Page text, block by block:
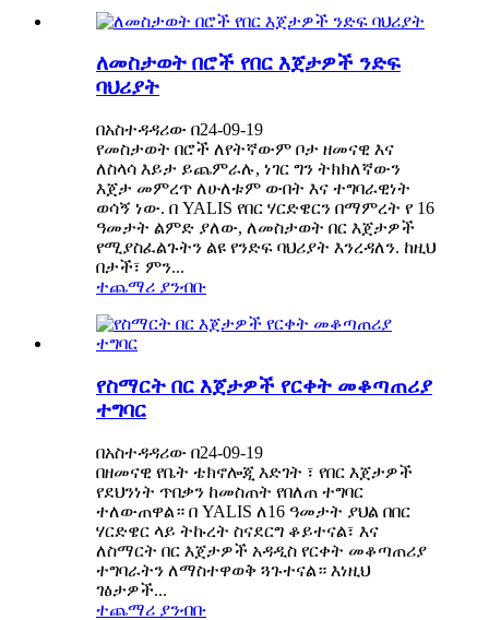
ለመስታወት በሮች የበር እጀታዎች ንድፍ
ባህሪያት
በአስተዳዳሪው በ24-09-19
የመስታወት በሮች ለየትኛውም ቦታ ዘመናዊ እና
ለስላሳ እይታ ይጨምራሉ, ነገር ግን ትክክለኛውን
እጀታ መምረጥ ለሁለቱም ውበት እና ተግባራዊነት
ወሳኝ ነው. በ YALIS የበር ሃርድዌርን በማምረት የ 16
ዓመታት ልምድ ያለው, ለመስታወት በር እጀታዎች
የሚያስፈልጉትን ልዩ የንድፍ ባህሪያት እንረዳለን. ከዚህ
በታች፣ ምን...
ተጨማሪ ያንብቡ
የስማርት በር እጀታዎች የርቀት መቆጣጠሪያ
ተግባር
በአስተዳዳሪው በ24-09-19
በዘመናዊ የቤት ቴክኖሎጂ እድገት ፣ የበር እጀታዎች
የደህንነት ጥበቃን ከመስጠት የበለጠ ተግባር
ተለውጠዋል። በ YALIS ለ16 ዓመታት ያህል በበር
ሃርድዌር ላይ ትኩረት ስናደርግ ቆይተናል፣ እና
ለስማርት በር እጀታዎች አዳዲስ የርቀት መቆጣጠሪያ
ተግባራትን ለማስተዋወቅ ጓጉተናል። እነዚህ
ገፅታዎች...
ተጨማሪ ያንብቡ